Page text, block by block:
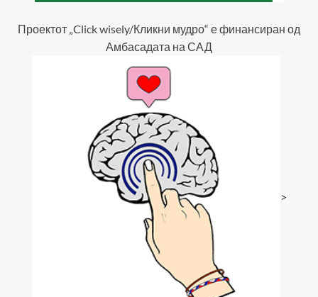
Проектот „Click wisely/Кликни мудро“ е финансиран од
Амбасадата на САД
>